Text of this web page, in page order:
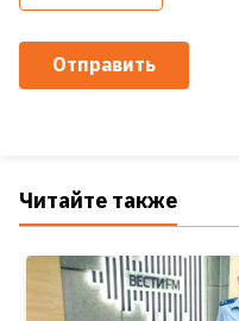
Отправить
Читайте также